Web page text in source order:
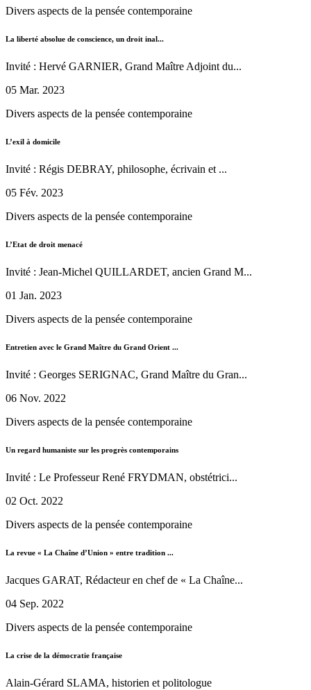
Divers aspects de la pensée contemporaine
La liberté absolue de conscience, un droit inal...
Invité : Hervé GARNIER, Grand Maître Adjoint du...
05 Mar. 2023
Divers aspects de la pensée contemporaine
L’exil à domicile
Invité : Régis DEBRAY, philosophe, écrivain et ...
05 Fév. 2023
Divers aspects de la pensée contemporaine
L’Etat de droit menacé
Invité : Jean-Michel QUILLARDET, ancien Grand M...
01 Jan. 2023
Divers aspects de la pensée contemporaine
Entretien avec le Grand Maître du Grand Orient ...
Invité : Georges SERIGNAC, Grand Maître du Gran...
06 Nov. 2022
Divers aspects de la pensée contemporaine
Un regard humaniste sur les progrès contemporains
Invité : Le Professeur René FRYDMAN, obstétrici...
02 Oct. 2022
Divers aspects de la pensée contemporaine
La revue « La Chaîne d’Union » entre tradition ...
Jacques GARAT, Rédacteur en chef de « La Chaîne...
04 Sep. 2022
Divers aspects de la pensée contemporaine
La crise de la démocratie française
Alain-Gérard SLAMA, historien et politologue